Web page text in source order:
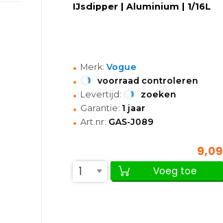
IJsdipper | Aluminium | 1/16L
• Merk: Vogue
• voorraad controleren
• Levertijd: zoeken
• Garantie: 1 jaar
• Art.nr: GAS-J089
9,09
1
Voeg toe